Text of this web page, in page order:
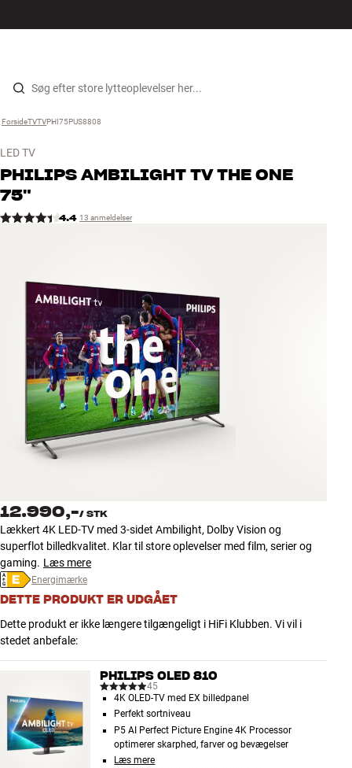
Gå til indhold
Højtaler
Høretelefoner
Surround
Systemer
Kabler
Tilbehør
INSPIRATION
MÆRKER
TILBUD
Find Butik
Kundeservice
Log ind
Byg med Lyd
Forside ›
TV ›
TV ›
PHI75PUS8808
LED TV
PHILIPSAMBILIGHT TV THE ONE
75"
4.4 13 anmeldelser
12.990,-/ STK
Lækkert 4K LED-TV med 3-sidet Ambilight, Dolby Vision og
superflot billedkvalitet. Klar til store oplevelser med film, serier og
gaming. Læs mere
Energimærke
DETTE PRODUKT ER UDGÅET
Dette produkt er ikke længere tilgængeligt i HiFi Klubben. Vi vil i
stedet anbefale:
PHILIPS OLED 810
45
4K OLED-TV med EX billedpanel
Perfekt sortniveau
P5 AI Perfect Picture Engine 4K Processor
optimerer skarphed, farver og bevægelser
Læs mere